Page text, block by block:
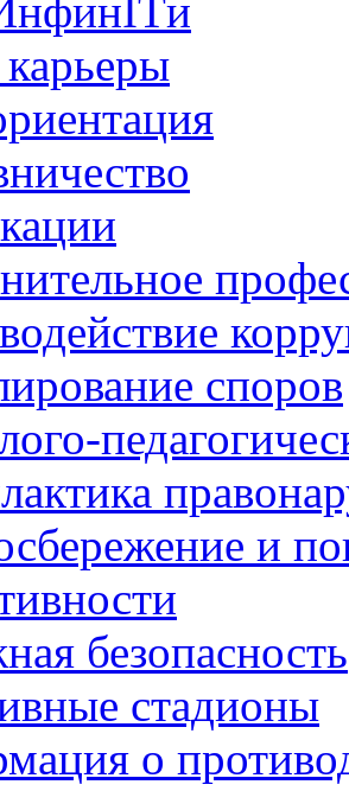
споров
и
безопасность
стадионы
о